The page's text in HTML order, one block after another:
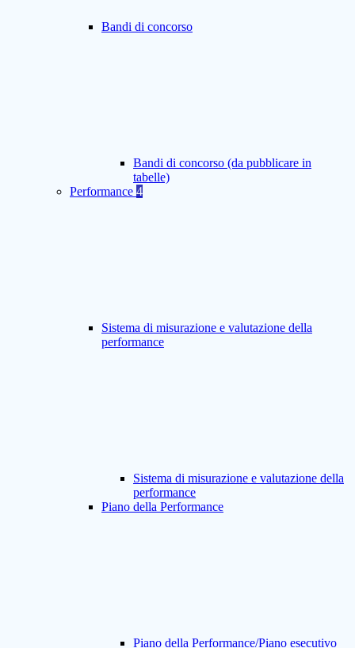
Bandi di concorso
Bandi di concorso (da pubblicare in
tabelle)
Performance 4
Sistema di misurazione e valutazione della
performance
Sistema di misurazione e valutazione della
performance
Piano della Performance
Piano della Performance/Piano esecutivo